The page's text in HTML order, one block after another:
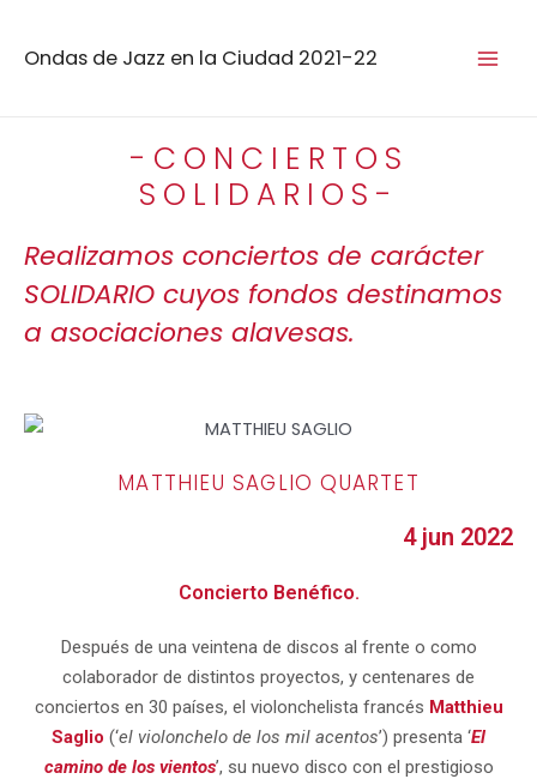
Ondas de Jazz en la Ciudad 2021-22
-CONCIERTOS
SOLIDARIOS-
Realizamos conciertos de carácter
SOLIDARIO cuyos fondos destinamos
a asociaciones alavesas.
MATTHIEU SAGLIO QUARTET
4 jun 2022
Concierto Benéfico.
Después de una veintena de discos al frente o como
colaborador de distintos proyectos, y centenares de
conciertos en 30 países, el violonchelista francés Matthieu
Saglio (‘el violonchelo de los mil acentos’) presenta ‘El
camino de los vientos’, su nuevo disco con el prestigioso